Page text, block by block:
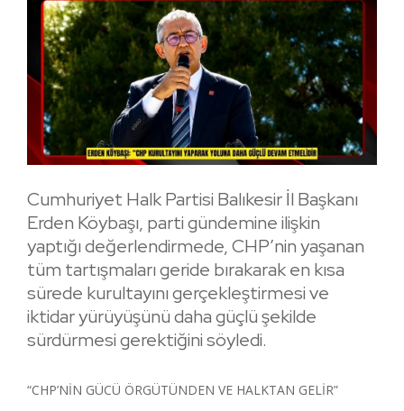
Cumhuriyet Halk Partisi Balıkesir İl Başkanı
Erden Köybaşı, parti gündemine ilişkin
yaptığı değerlendirmede, CHP’nin yaşanan
tüm tartışmaları geride bırakarak en kısa
sürede kurultayını gerçekleştirmesi ve
iktidar yürüyüşünü daha güçlü şekilde
sürdürmesi gerektiğini söyledi.
“CHP’NİN GÜCÜ ÖRGÜTÜNDEN VE HALKTAN GELİR”